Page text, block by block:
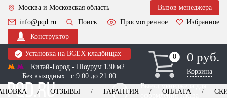
Москва и Московская область
Вызов менеджера
info@pqd.ru
Поиск Просмотренное
Избранное
Конструктор
Установка на ВСЕХ кладбищах
Китай-Город - Шоурум 130 м2
Без выходных : с 9:00 до 21:00
0
0 0 руб.
Корзина
Выезд менеджера для
оформления заказа
ОТЗЫВЫ ГАРАНТИЯ ОПЛАТА